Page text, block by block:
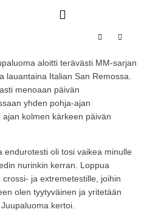
aloitti terävästi MM-sarjan
lauantaina Italian San Remossa.
menoaan päivän
yhden pohja-ajan
kolmen kärkeen päivän
endurotesti oli tosi vaikea minulle
nurinkin kerran. Loppua
ja extremetestille, joihin
olen tyytyväinen ja yritetään
kertoi.